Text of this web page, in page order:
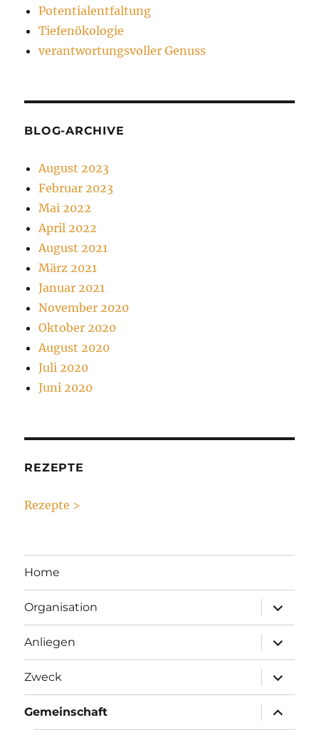
Potentialentfaltung
Tiefenökologie
verantwortungsvoller Genuss
BLOG-ARCHIVE
August 2023
Februar 2023
Mai 2022
April 2022
August 2021
März 2021
Januar 2021
November 2020
Oktober 2020
August 2020
Juli 2020
Juni 2020
REZEPTE
Rezepte >
Home
Organisation
anzeigen
Anliegen
anzeigen
Zweck
anzeigen
Gemeinschaft
anzeigen